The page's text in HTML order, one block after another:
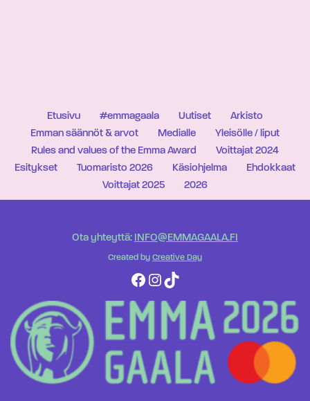
Etusivu #emmagaala Uutiset
Arkisto
Emman säännöt & arvot
Medialle
Yleisölle / liput
Rules and values of the Emma Award
Voittajat 2024
Esitykset
Tuomaristo 2026 Käsiohjelma
Ehdokkaat
Voittajat 2025
2026
Ota yhteyttä: INFO@EMMAGAALA.FI
Created by Creative Day